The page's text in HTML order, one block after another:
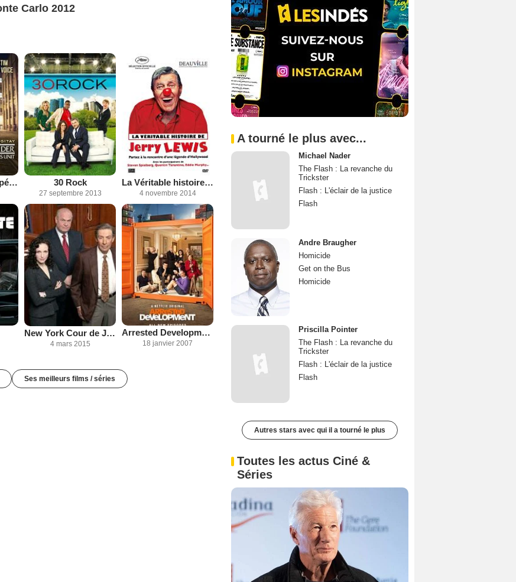
Carlo 2012
New York Unité Spéciale 30 Rock
27 septembre 2013
La Véritable histoire de Jerry Lewis
4 novembre 2014
New York Cour de Justice
4 mars 2015
Arrested Development
18 janvier 2007
Ses meilleurs films / séries
A tourné le plus avec...
Michael Nader
The Flash : La revanche du
Trickster
Flash : L'éclair de la justice
Flash
Andre Braugher
Homicide
Get on the Bus
Homicide
Priscilla Pointer
The Flash : La revanche du
Trickster
Flash : L'éclair de la justice
Flash
Autres stars avec qui il a tourné le plus
Toutes les actus Ciné &
Séries